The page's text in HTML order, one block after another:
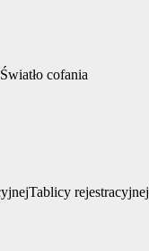
Światło cofania
Tablicy rejestracyjnej